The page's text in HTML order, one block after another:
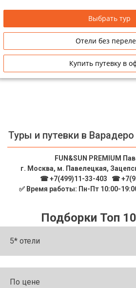
Выбрать тур
Отели без
Купить путевку в
Туры и путевки в
FUN&SUN PREMIUM
г. Москва, м. Павелецкая,
☎ +7(499)11-33-403
☎
✅ Время работы: Пн-Пт 10:00-
Подборки Топ
5* отели
По цене